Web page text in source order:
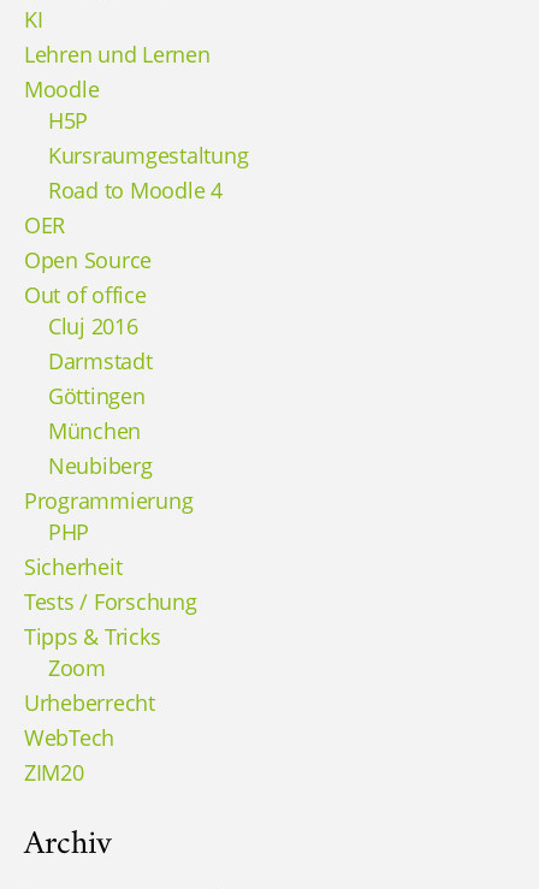
KI
Lehren und Lernen
Moodle
H5P
Kursraumgestaltung
Road to Moodle 4
OER
Open Source
Out of office
Cluj 2016
Darmstadt
Göttingen
München
Neubiberg
Programmierung
PHP
Sicherheit
Tests / Forschung
Tipps & Tricks
Zoom
Urheberrecht
WebTech
ZIM20
Archiv